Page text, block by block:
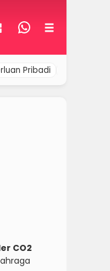
Pribadi
CO2